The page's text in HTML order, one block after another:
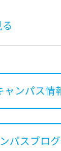
ャンパス情
パスブロ